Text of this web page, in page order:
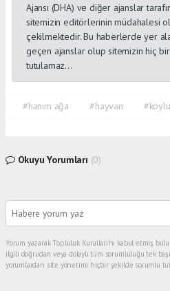
Ajansı (DHA) ve diğer ajanslar
sitemizin editörlerinin müdahalesi
çekilmektedir. Bu haberlerde yer
geçen ajanslar olup sitemizin hiç
tutulamaz...
#hanım ağa #hayvan #köylü
Okuyu Yorumları (0)
Yorum yazarak Topluluk Kuralları’nı kabul etmiş
ilgili doğrudan veya dolaylı tüm sorumluluğu tek
yorumlardan site yönetimi hiçbir şekilde sorumlu